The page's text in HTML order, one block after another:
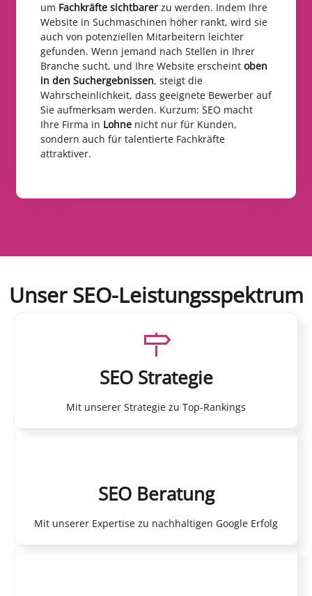
um Fachkräfte sichtbarer zu werden. Indem Ihre
Website in Suchmaschinen höher rankt, wird sie
auch von potenziellen Mitarbeitern leichter
gefunden. Wenn jemand nach Stellen in Ihrer
Branche sucht, und Ihre Website erscheint oben
in den Suchergebnissen, steigt die
Wahrscheinlichkeit, dass geeignete Bewerber auf
Sie aufmerksam werden. Kurzum: SEO macht
Ihre Firma in Lohne nicht nur für Kunden,
sondern auch für talentierte Fachkräfte
attraktiver.
Unser SEO-Leistungsspektrum
SEO Strategie
Mit unserer Strategie zu Top-Rankings
SEO Beratung
Mit unserer Expertise zu nachhaltigen Google Erfolg